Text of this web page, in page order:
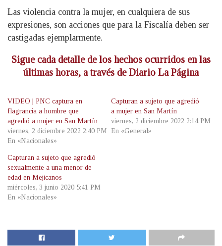
Las violencia contra la mujer, en cualquiera de sus
expresiones, son acciones que para la Fiscalía deben ser
castigadas ejemplarmente.
Sigue cada detalle de los hechos ocurridos en las
últimas horas, a través de Diario La Página
VIDEO | PNC captura en
flagrancia a hombre que
agredió a mujer en San Martín
viernes, 2 diciembre 2022 2:40 PM
En «Nacionales»
Capturan a sujeto que agredió
a mujer en San Martín
viernes, 2 diciembre 2022 2:14 PM
En «General»
Capturan a sujeto que agredió
sexualmente a una menor de
edad en Mejicanos
miércoles, 3 junio 2020 5:41 PM
En «Nacionales»